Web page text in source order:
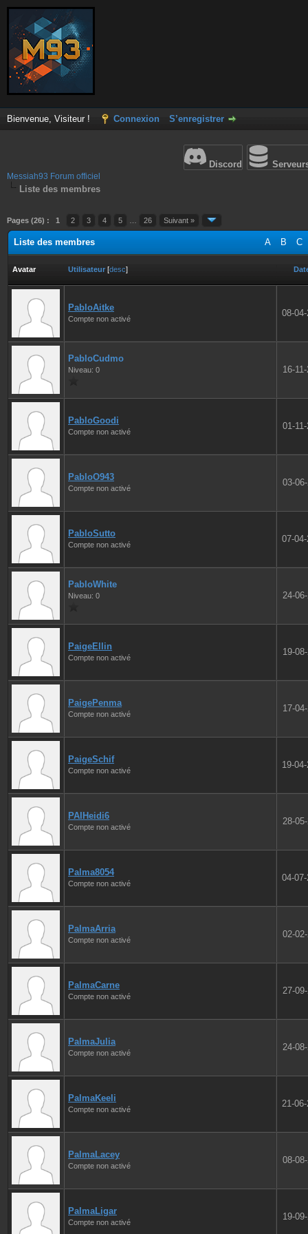
Bienvenue, Visiteur ! Connexion S’enregistrer
Discord
Messiah93 Forum officiel
Liste des membres
Pages (26) : 1 2 3 4 5 26 Suivant »
A B C
Liste des membres
Avatar Utilisateur [desc]
PabloAitke
Compte non activé
08-
PabloCudmo
Niveau: 0 16-
PabloGoodi
Compte non activé
01-
PabloO943
Compte non activé
03-
PabloSutto
Compte non activé
07-
PabloWhite
Niveau: 0 24-
PaigeEllin
Compte non activé
19-
PaigePenma
Compte non activé
17-
PaigeSchif
Compte non activé
19-
PAIHeidi6
Compte non activé
28-
Palma8054
Compte non activé
04-
PalmaArria
Compte non activé
02-
PalmaCarne
Compte non activé
27-
PalmaJulia
Compte non activé
24-
PalmaKeeli
Compte non activé
21-
PalmaLacey
Compte non activé
08-
PalmaLigar
Compte non activé
19-